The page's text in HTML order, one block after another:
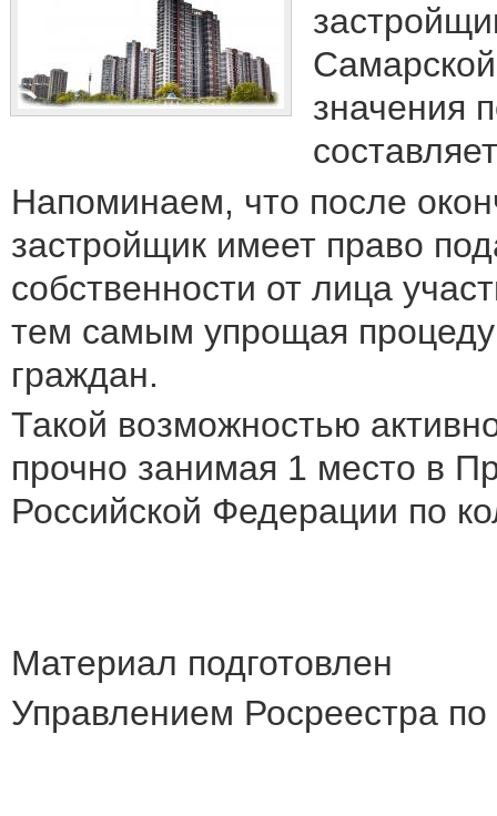
значения
Напоминаем, что после
застройщик имеет право
собственности от лица
тем самым упрощая
граждан.
Такой возможностью
прочно занимая 1 место в
Российской Федерации по
Материал подготовлен
Управлением Росреестра